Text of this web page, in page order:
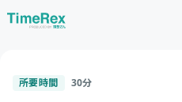
所要時間 30分